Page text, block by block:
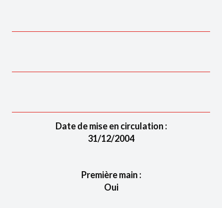
Date de mise en circulation :
31/12/2004
Première main :
Oui